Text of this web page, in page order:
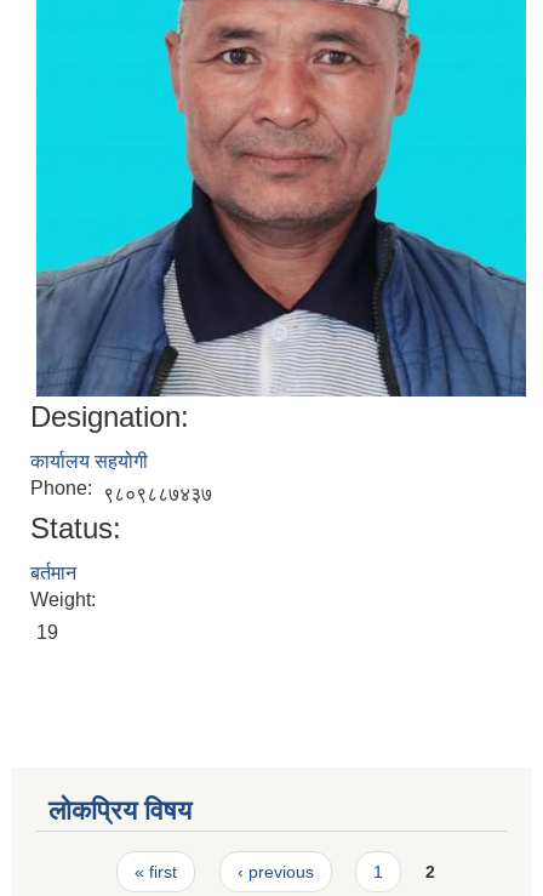
Designation:
कार्यालय सहयोगी
Phone:
९८०९८८७४३७
Status:
बर्तमान
Weight:
19
लोकप्रिय विषय
Pages« first ‹ previous 1 2